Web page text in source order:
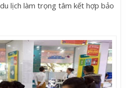
lịch làm trọng tâm kết hợp bảo